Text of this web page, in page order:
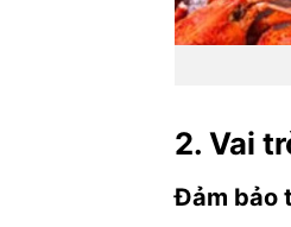
2. Vai
Đảm bảo